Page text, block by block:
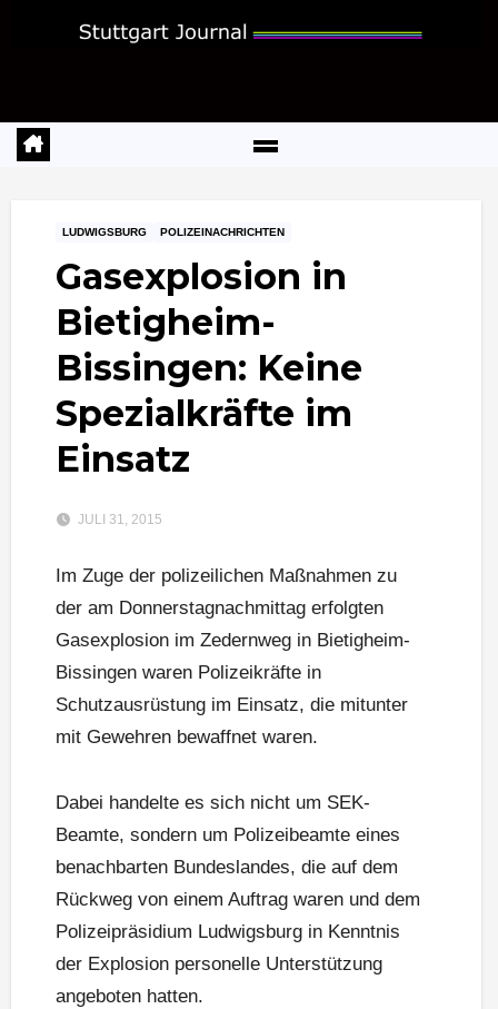
LUDWIGSBURG POLIZEINACHRICHTEN
Gasexplosion in
Bietigheim-
Bissingen: Keine
Spezialkräfte im
Einsatz
JULI 31, 2015
Im Zuge der polizeilichen Maßnahmen zu
der am Donnerstagnachmittag erfolgten
Gasexplosion im Zedernweg in Bietigheim-
Bissingen waren Polizeikräfte in
Schutzausrüstung im Einsatz, die mitunter
mit Gewehren bewaffnet waren.
Dabei handelte es sich nicht um SEK-
Beamte, sondern um Polizeibeamte eines
benachbarten Bundeslandes, die auf dem
Rückweg von einem Auftrag waren und dem
Polizeipräsidium Ludwigsburg in Kenntnis
der Explosion personelle Unterstützung
angeboten hatten.